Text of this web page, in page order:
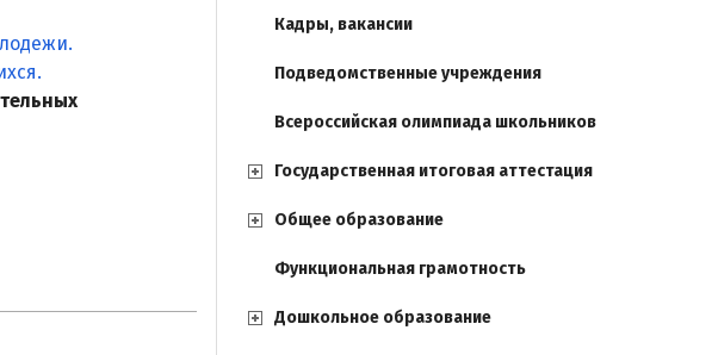
Кадры, вакансии
Подведомственные учреждения
Всероссийская олимпиада школьников
Государственная итоговая аттестация
Общее образование
Функциональная грамотность
Дошкольное образование